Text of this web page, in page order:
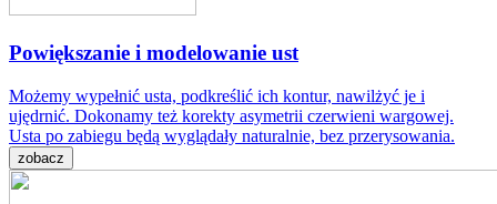
Powiększanie i modelowanie ust
Możemy wypełnić usta, podkreślić ich kontur, nawilżyć je i
ujędrnić. Dokonamy też korekty asymetrii czerwieni wargowej.
Usta po zabiegu będą wyglądały naturalnie, bez przerysowania.
zobacz